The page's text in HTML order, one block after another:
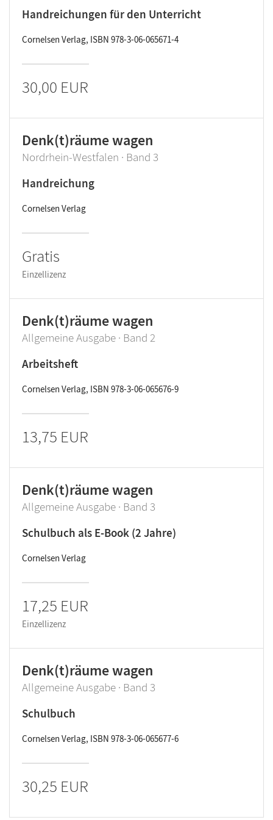
Handreichungen für den Unterricht
Cornelsen Verlag, ISBN 978-3-06-065671-4
30,00 EUR
Denk(t)räume wagen
Nordrhein-Westfalen · Band 3
Handreichung
Cornelsen Verlag
Gratis
Einzellizenz
Denk(t)räume wagen
Allgemeine Ausgabe · Band 2
Arbeitsheft
Cornelsen Verlag, ISBN 978-3-06-065676-9
13,75 EUR
Denk(t)räume wagen
Allgemeine Ausgabe · Band 3
Schulbuch als E-Book (2 Jahre)
Cornelsen Verlag
17,25 EUR
Einzellizenz
Denk(t)räume wagen
Allgemeine Ausgabe · Band 3
Schulbuch
Cornelsen Verlag, ISBN 978-3-06-065677-6
30,25 EUR